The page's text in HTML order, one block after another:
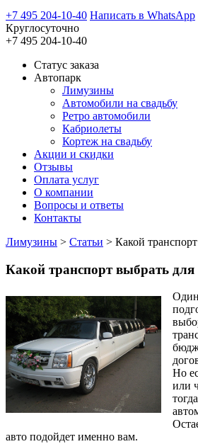
+7 495 204-10-40 Написать в WhatsApp
Круглосуточно
+7 495 204-10-40
Статус заказа
Автопарк
Лимузины
Автомобили на свадьбу
Ретро автомобили
Кабриолеты
Кортеж на свадьбу
Акции и скидки
Отзывы
Оплата услуг
О компании
Вопросы и ответы
Контакты
Лимузины > Статьи > Какой
Какой транспорт выбрать для
Но
или
авто подойдет именно вам.